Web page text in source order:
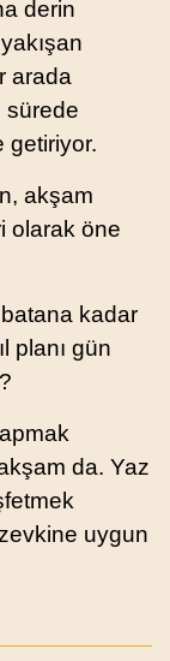
derin
arada
sürede
getiriyor.
akşam
olarak öne
kadar
planı gün
da. Yaz
uygun